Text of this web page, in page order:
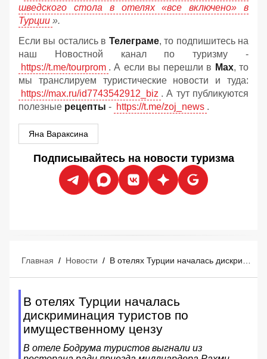
шведского стола в отелях «все включено» в
Турции ».
Если вы остались в Телеграме, то подпишитесь на
наш Новостной канал по туризму -
https://t.me/tourprom . А если вы перешли в Мах, то
мы транслируем туристические новости и туда:
https://max.ru/id7743542912_biz . А тут публикуются
полезные рецепты - https://t.me/zoj_news .
Яна Вараксина
Подписывайтесь на новости туризма
Главная / Новости /
В отелях Турции началась
дискриминация туристов по
имущественному цензу
В отеле Бодрума туристов выгнали из